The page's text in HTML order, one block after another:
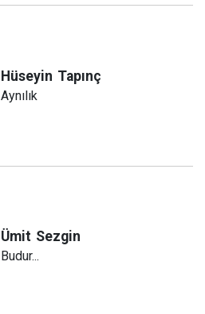
Hüseyin Tapınç
Aynılık
Ümit Sezgin
Budur...